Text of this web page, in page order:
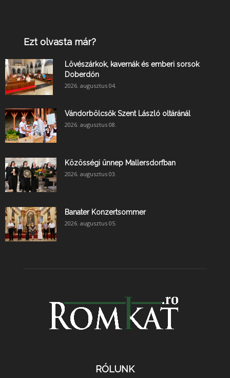
Ezt olvasta már?
Lövészárkok, kavernák és emberi sorsok
Doberdón
2026. augusztus 04.
Vándorbölcsők Szent László oltáránál
2026. augusztus 08.
Közösségi ünnep Mallersdorfban
2026. augusztus 03.
Banater Konzertsommer
2026. augusztus 05.
RÓLUNK